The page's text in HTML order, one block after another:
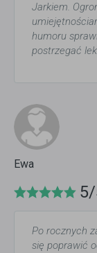
Jarkiem.
humoru
postrzegać
Ewa
Po rocznych
się poprawić